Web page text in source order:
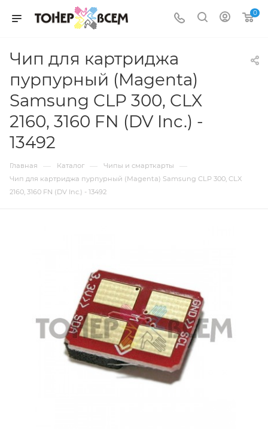
0
Чип для картриджа
пурпурный (Magenta)
Samsung CLP 300, CLX
2160, 3160 FN (DV Inc.) -
13492
Главная — Каталог — Чипы и смарткарты —
Чип для картриджа пурпурный (Magenta) Samsung CLP 300, CLX
2160, 3160 FN (DV Inc.) - 13492